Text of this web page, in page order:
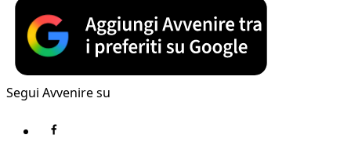
Segui Avvenire su